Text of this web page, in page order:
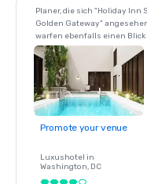
Planer, die sich "Holiday Inn
Golden Gateway"
warfen ebenfalls einen
Promote your venue
Luxushotel in
Washington, DC